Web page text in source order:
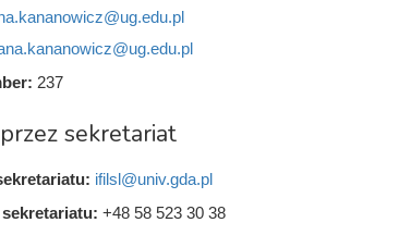
237
sekretariat
ifilsl@univ.gda.pl
+48 58 523 30 38